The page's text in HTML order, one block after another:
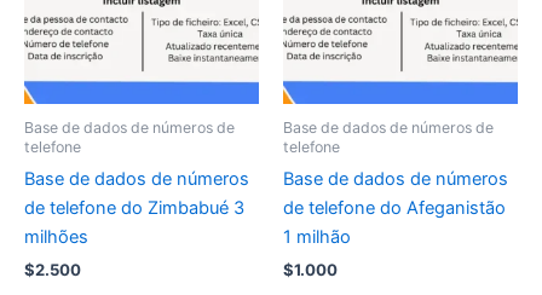
Base de dados de números de
telefone
Base de dados de números
de telefone do Zimbabué 3
milhões
$2.500
Base de dados de números de
telefone
Base de dados de números
de telefone do Afeganistão
1 milhão
$1.000